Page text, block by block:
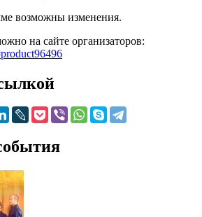
возможны изменения.
на сайте организаторов: